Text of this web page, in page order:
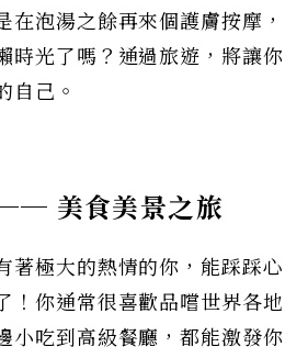
在泡湯之餘再來個護膚按摩，
時光了嗎？通過旅遊，將讓你
自己。
美食美景之旅
著極大的熱情的你，能踩踩心
！你通常很喜歡品嚐世界各地
小吃到高級餐廳，都能激發你